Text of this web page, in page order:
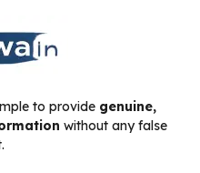
to provide genuine,
without any false